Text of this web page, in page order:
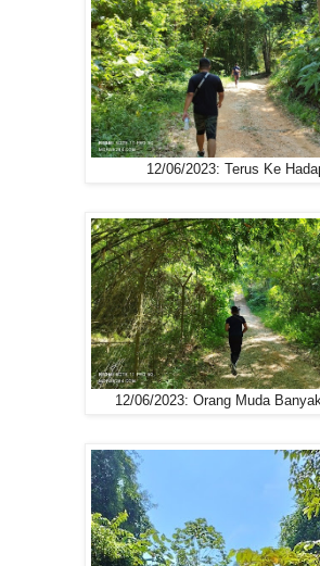
12/06/2023: Terus Ke
12/06/2023: Orang Muda